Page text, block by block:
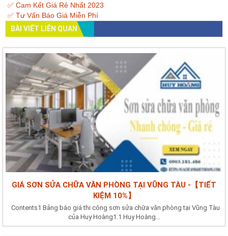
✅ Cam Kết Giá Rẻ Nhất 2023
✅ Tư Vấn Báo Giá Miễn Phí
BÀI VIẾT LIÊN QUAN
GIÁ SƠN SỬA CHỮA VĂN PHÒNG TẠI VŨNG TÀU -【TIẾT
KIỆM 10%】
Contents1 Bảng báo giá thi công sơn sửa chữa văn phòng tại Vũng Tàu
của Huy Hoàng1.1 Huy Hoàng...